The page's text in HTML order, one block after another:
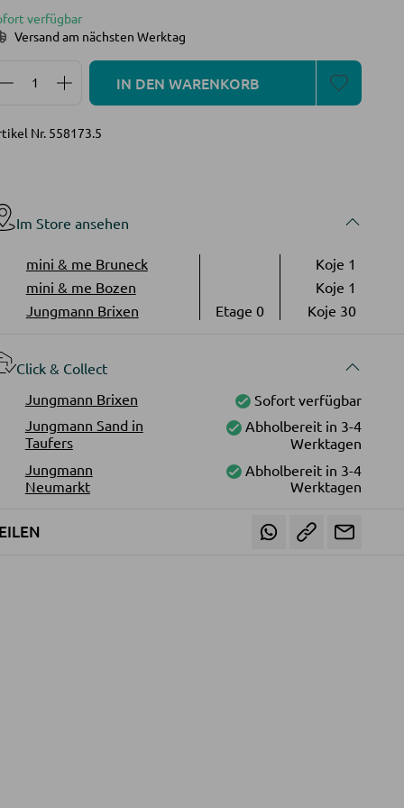
verfügbar
Versand am nächsten Werktag
Produkt Anzahl: Gib den gewünschten Wert ein
IN DEN WARENKORB
Nr. 558173.5
Im Store ansehen
mini & me Bruneck
Koje 1
mini & me Bozen
Koje 1
Jungmann Brixen
Etage 0 Koje 30
Click & Collect
Jungmann Brixen
Sofort verfügbar
Jungmann Sand in
Taufers
Abholbereit in 3-4
Werktagen
Jungmann
Neumarkt
Abholbereit in 3-4
Werktagen